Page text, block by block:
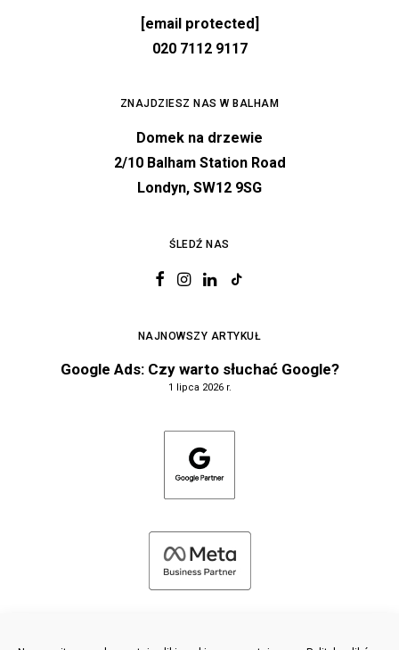
[email protected]
020 7112 9117
ZNAJDZIESZ NAS W BALHAM
Domek na drzewie
2/10 Balham Station Road
Londyn, SW12 9SG
ŚLEDŹ NAS
NAJNOWSZY ARTYKUŁ
Google Ads: Czy warto słuchać Google?
1 lipca 2026 r.